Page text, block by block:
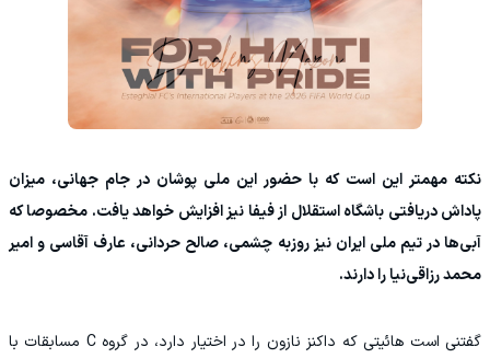
نکته مهمتر این است که با حضور این ملی پوشان در جام جهانی، میزان
پاداش دریافتی باشگاه استقلال از فیفا نیز افزایش خواهد یافت. مخصوصا که
آبی‌ها در تیم ملی ایران نیز روزبه چشمی، صالح حردانی، عارف آقاسی و امیر
محمد رزاقی‌نیا را دارند.
گفتنی است هائیتی که داکنز نازون را در اختیار دارد، در گروه C مسابقات با